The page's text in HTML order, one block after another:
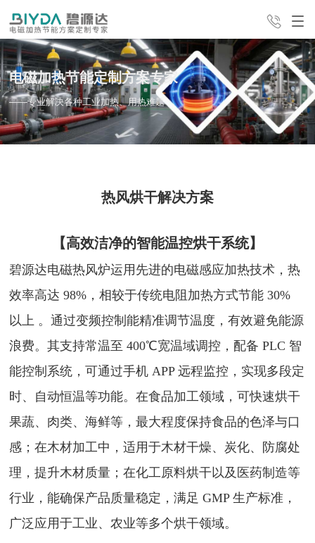
产品中心 解决方案 经典案例
服务支持 新闻中心 公司介绍 24H全国咨询热线
电磁加热节能定制方案专家
——专业解决各种工业加热、用热难题
热风烘干解决方案​
【高效洁净的智能温控烘干系统】
碧源达电磁热风炉运用先进的电磁感应加热技术，热
效率高达 98%，相较于传统电阻加热方式节能 30%
以上 。通过变频控制能精准调节温度，有效避免能源
浪费。其支持常温至 400℃宽温域调控，配备 PLC 智
能控制系统，可通过手机 APP 远程监控，实现多段定
时、自动恒温等功能。在食品加工领域，可快速烘干
果蔬、肉类、海鲜等，最大程度保持食品的色泽与口
感；在木材加工中，适用于木材干燥、炭化、防腐处
理，提升木材质量；在化工原料烘干以及医药制造等
行业，能确保产品质量稳定，满足 GMP 生产标准，
广泛应用于工业、农业等多个烘干领域。